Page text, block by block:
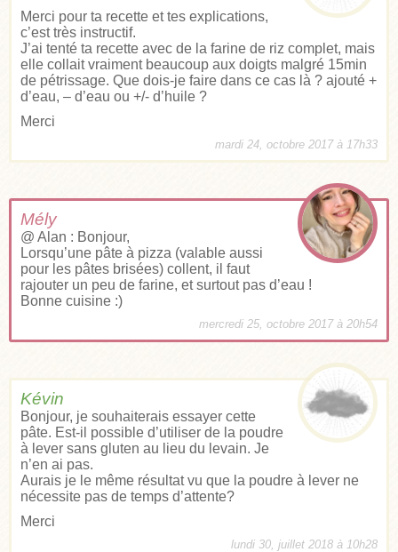
Merci pour ta recette et tes explications,
c’est très instructif.
J’ai tenté ta recette avec de la farine de riz complet, mais
elle collait vraiment beaucoup aux doigts malgré 15min
de pétrissage. Que dois-je faire dans ce cas là ? ajouté +
d’eau, – d’eau ou +/- d’huile ?
Merci
mardi 24, octobre 2017 à 17h33
Mély
@ Alan : Bonjour,
Lorsqu’une pâte à pizza (valable aussi
pour les pâtes brisées) collent, il faut
rajouter un peu de farine, et surtout pas d’eau !
Bonne cuisine :)
mercredi 25, octobre 2017 à 20h54
Kévin
Bonjour, je souhaiterais essayer cette
pâte. Est-il possible d’utiliser de la poudre
à lever sans gluten au lieu du levain. Je
n’en ai pas.
Aurais je le même résultat vu que la poudre à lever ne
nécessite pas de temps d’attente?
Merci
lundi 30, juillet 2018 à 10h28